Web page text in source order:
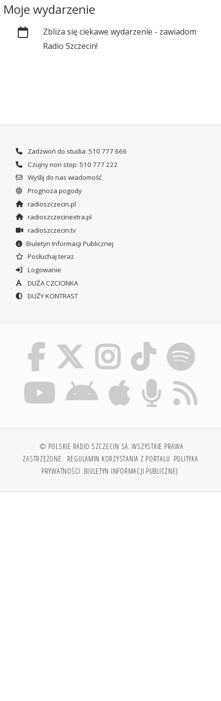
Moje wydarzenie
Zbliża się ciekawe wydarzenie - zawiadom
Radio Szczecin!
Zadzwoń do studia: 510 777 666
Czujny non stop: 510 777 222
Wyślij do nas wiadomość
Prognoza pogody
radioszczecin.pl
radioszczecinextra.pl
radioszczecin.tv
Biuletyn Informacji Publicznej
Posłuchaj teraz
Logowanie
DUŻA CZCIONKA
DUŻY KONTRAST
© POLSKIE RADIO SZCZECIN SA. WSZYSTKIE PRAWA
ZASTRZEŻONE. REGULAMIN KORZYSTANIA Z PORTALU POLITYKA
PRYWATNOŚCI BIULETYN INFORMACJI PUBLICZNEJ